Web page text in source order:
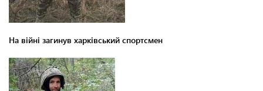
На війні загинув харківський спортсмен